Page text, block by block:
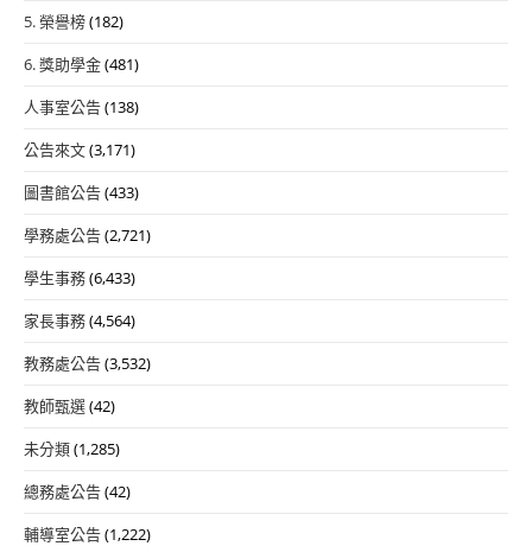
5. 榮譽榜(182)
6. 獎助學金(481)
人事室公告(138)
公告來文(3,171)
圖書館公告(433)
學務處公告(2,721)
學生事務(6,433)
家長事務(4,564)
教務處公告(3,532)
教師甄選(42)
未分類(1,285)
總務處公告(42)
輔導室公告(1,222)